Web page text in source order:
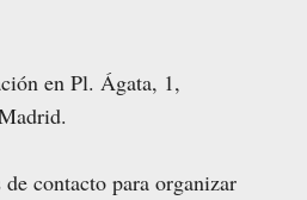
en Pl. Ágata, 1,
de contacto para organizar